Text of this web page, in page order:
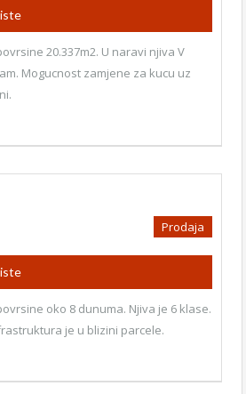
20.337m2. U naravi njiva V
Mogucnost zamjene za kucu uz
Prodaja
oko 8 dunuma. Njiva je 6 klase.
je u blizini parcele.